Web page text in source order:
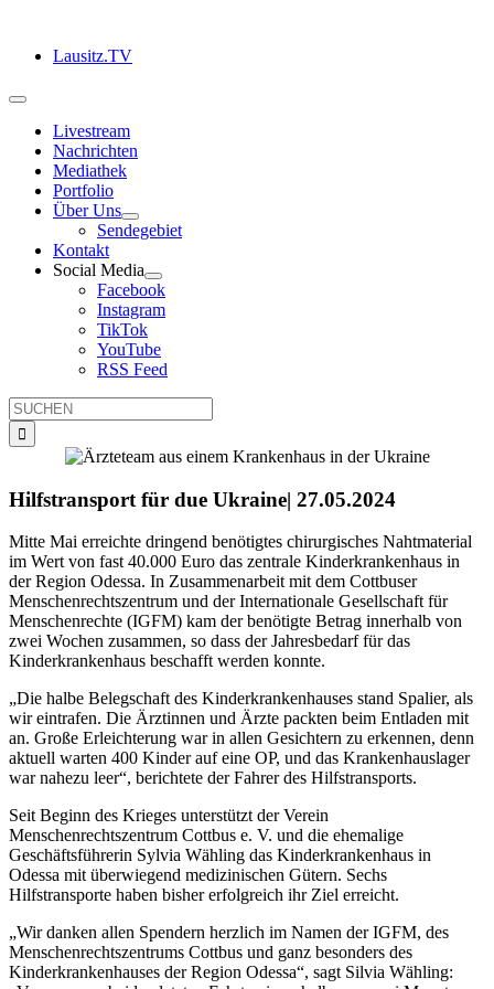
springenLausitz.TV
Toggle
NavigationLivestream
Nachrichten
Mediathek
Portfolio
Über Uns
Sendegebiet
Kontakt
Social Media
Facebook
Instagram
TikTok
YouTube
RSS Feed
Suche
nach:
Hilfstransport für due Ukraine| 27.05.2024
Mitte Mai erreichte dringend benötigtes chirurgisches Nahtmaterial
im Wert von fast 40.000 Euro das zentrale Kinderkrankenhaus in
der Region Odessa. In Zusammenarbeit mit dem Cottbuser
Menschenrechtszentrum und der Internationale Gesellschaft für
Menschenrechte (IGFM) kam der benötigte Betrag innerhalb von
zwei Wochen zusammen, so dass der Jahresbedarf für das
Kinderkrankenhaus beschafft werden konnte.
„Die halbe Belegschaft des Kinderkrankenhauses stand Spalier, als
wir eintrafen. Die Ärztinnen und Ärzte packten beim Entladen mit
an. Große Erleichterung war in allen Gesichtern zu erkennen, denn
aktuell warten 400 Kinder auf eine OP, und das Krankenhauslager
war nahezu leer“, berichtete der Fahrer des Hilfstransports.
Seit Beginn des Krieges unterstützt der Verein
Menschenrechtszentrum Cottbus e. V. und die ehemalige
Geschäftsführerin Sylvia Wähling das Kinderkrankenhaus in
Odessa mit überwiegend medizinischen Gütern. Sechs
Hilfstransporte haben bisher erfolgreich ihr Ziel erreicht.
„Wir danken allen Spendern herzlich im Namen der IGFM, des
Menschenrechtszentrums Cottbus und ganz besonders des
Kinderkrankenhauses der Region Odessa“, sagt Silvia Wähling: